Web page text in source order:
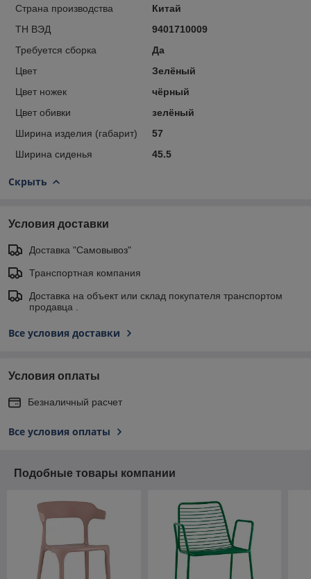
Страна производства
Китай
ТН ВЭД
9401710009
Требуется сборка
Да
Цвет
Зелёный
Цвет ножек
чёрный
Цвет обивки
зелёный
Ширина изделия (габарит)
57
Ширина сиденья
45.5
Скрыть
Условия доставки
Доставка "Самовывоз"
Транспортная компания
Доставка на объект или склад покупателя транспортом
продавца .
Все условия доставки
Условия оплаты
Безналичный расчет
Все условия оплаты
Подобные товары компании